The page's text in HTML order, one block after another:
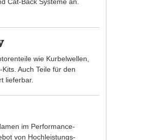
wie Kurbelwellen,
Auch Teile für den
lieferbar.
im Performance-
von Hochleistungs-